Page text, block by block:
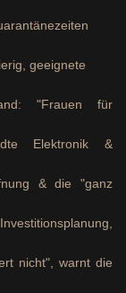
geeignete
"Frauen für
Elektronik &
& die "ganz
nicht", warnt die